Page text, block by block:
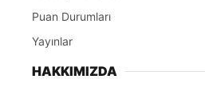
Puan Durumları
Yayınlar
HAKKIMIZDA